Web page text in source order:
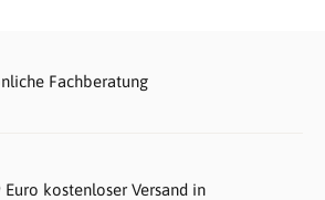
Fachberatung
Euro kostenloser Versand in